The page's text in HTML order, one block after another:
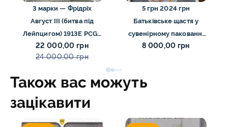
3 марки — Фрідріх
Август III (битва під
Лейпцигом) 1913E PCGS
PR63 CAM
22 000,00 грн
24 000,00 грн
5 грн 2024 грн
Батьківське щастя у
сувенірному пакованні
серебро
8 000,00 грн
Також вас можуть
зацікавити